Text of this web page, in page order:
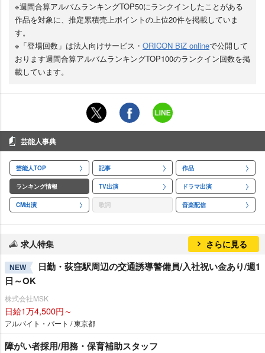
※週間合算アルバムランキングTOP50にランクインしたことがある
作品を対象に、推定累積売上ポイントの上位20件を掲載していま
す。
※「登場回数」は法人向けサービス・ ORICON BiZ onlineで公開して
おります週間合算アルバムランキングTOP100のランクイン回数を掲
載しています。
芸能人事典
芸能人TOP 記事 作品
ランキング情報 TV出演 ドラマ出演
CM出演 歌詞 音楽配信
求人特集 さらに見る
NEW
日勤・荻窪駅周辺の交通誘導警備員/入社祝い金あり/週1
日～OK
株式会社MSK
日給1万4,500円～
アルバイト・パート / 東京都
障がい者採用/用務・保育補助スタッフ